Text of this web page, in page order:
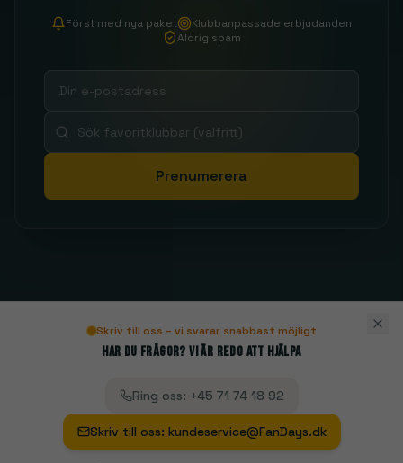
Först med nya paket
Klubbanpassade erbjudanden
Aldrig spam
Prenumerera
Skriv till oss – vi svarar snabbast möjligt
Har du frågor? Vi är redo att hjälpa
Ring oss: +45 71 74 18 92
Skriv till oss: kundeservice@FanDays.dk